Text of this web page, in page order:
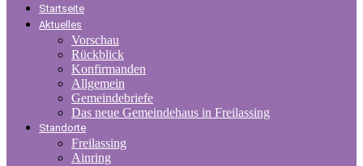
Startseite
Aktuelles
Vorschau
Rückblick
Konfirmanden
Allgemein
Gemeindebriefe
Das neue Gemeindehaus in Freilassing
Standorte
Freilassing
Ainring